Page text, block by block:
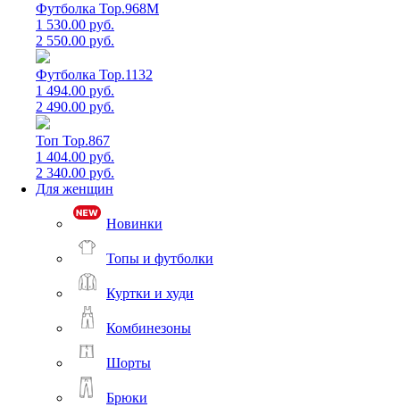
Футболка Top.968M
1 530.00 руб.
2 550.00 руб.
Футболка Top.1132
1 494.00 руб.
2 490.00 руб.
Топ Top.867
1 404.00 руб.
2 340.00 руб.
Для женщин
Новинки
Топы и футболки
Куртки и худи
Комбинезоны
Шорты
Брюки